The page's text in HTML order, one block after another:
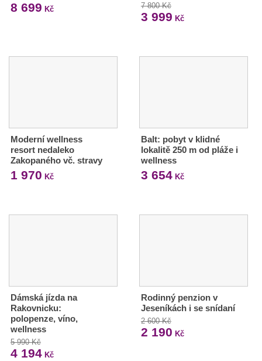
8 699 Kč 7 800 Kč
3 999 Kč
Moderní wellness
resort nedaleko
Zakopaného vč. stravy
1 970 Kč
Balt: pobyt v klidné
lokalitě 250 m od pláže i
wellness
3 654Kč
Dámská jízda na
Rakovnicku:
polopenze, víno,
wellness
5 990 Kč
4 194 Kč
Rodinný penzion v
Jeseníkách i se snídaní
2 600 Kč
2 190 Kč